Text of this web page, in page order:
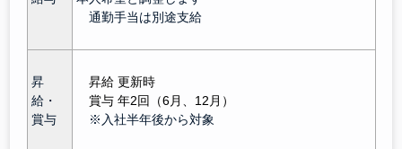
通勤手当は別途支給
昇
給・
賞与
昇給 更新時
賞与 年2回（6月、12月）
※入社半年後から対象